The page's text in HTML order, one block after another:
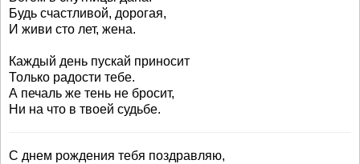
Будь счастливой, дорогая,
И живи сто лет, жена.
Каждый день пускай приносит
Только радости тебе.
А печаль же тень не бросит,
Ни на что в твоей судьбе.
С днем рождения тебя поздравляю,